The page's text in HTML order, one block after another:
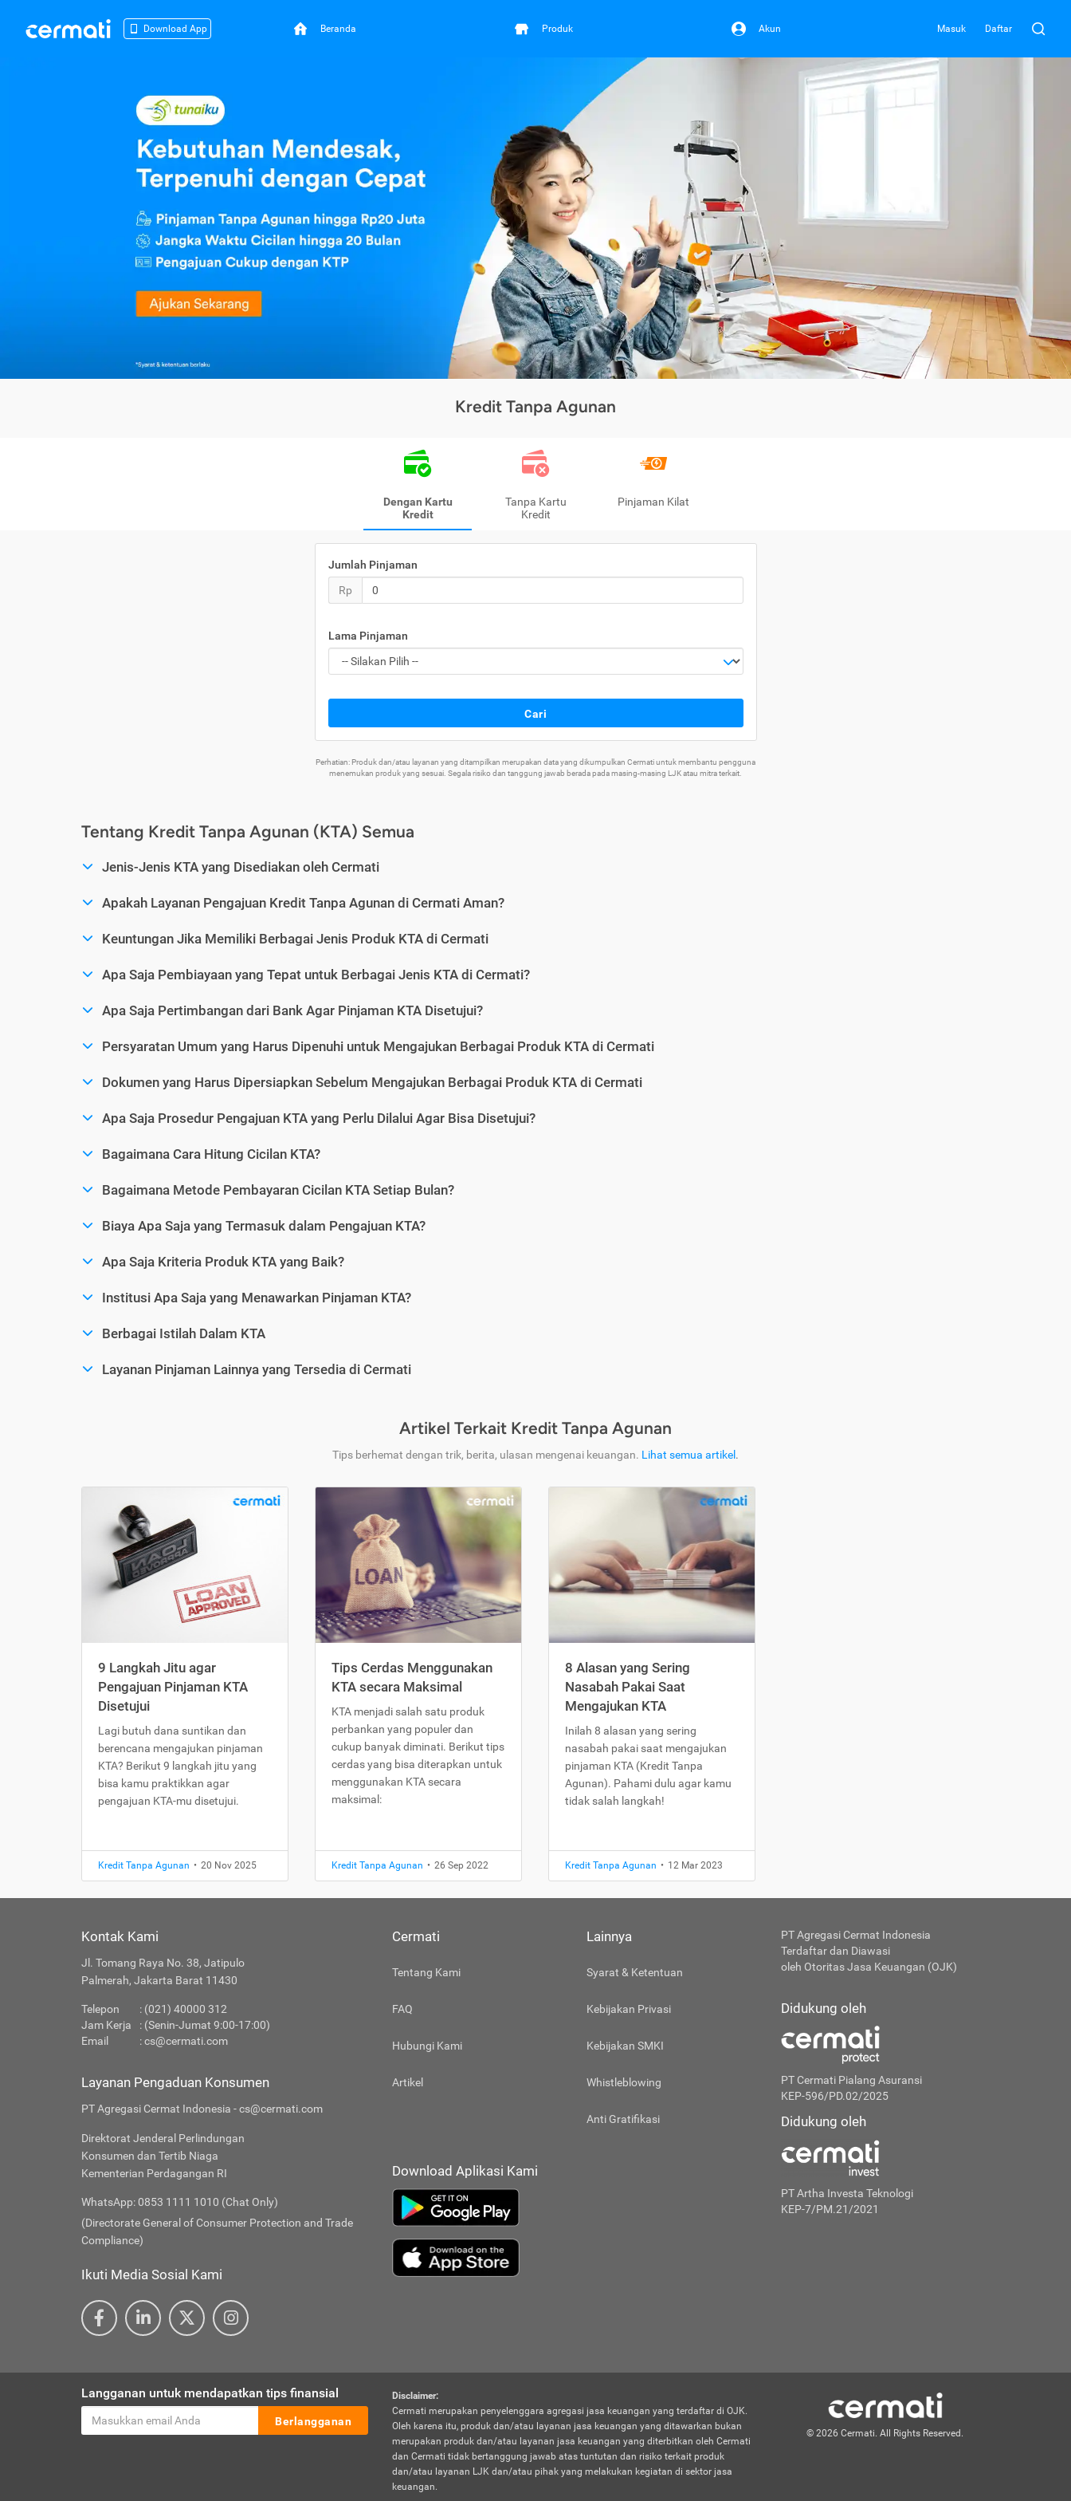
Download App Beranda Produk Akun Masuk Daftar
Kredit Tanpa Agunan
Dengan Kartu
Kredit
Tanpa Kartu
Kredit
Pinjaman Kilat
Jumlah Pinjaman
Rp
Lama Pinjaman
Cari
Perhatian: Produk dan/atau layanan yang ditampilkan merupakan data yang dikumpulkan Cermati untuk membantu pengguna
menemukan produk yang sesuai. Segala risiko dan tanggung jawab berada pada masing-masing LJK atau mitra terkait.
Tentang Kredit Tanpa Agunan (KTA) Semua
Jenis-Jenis KTA yang Disediakan oleh Cermati
Apakah Layanan Pengajuan Kredit Tanpa Agunan di Cermati Aman?
Keuntungan Jika Memiliki Berbagai Jenis Produk KTA di Cermati
Apa Saja Pembiayaan yang Tepat untuk Berbagai Jenis KTA di Cermati?
Apa Saja Pertimbangan dari Bank Agar Pinjaman KTA Disetujui?
Persyaratan Umum yang Harus Dipenuhi untuk Mengajukan Berbagai Produk KTA di Cermati
Dokumen yang Harus Dipersiapkan Sebelum Mengajukan Berbagai Produk KTA di Cermati
Apa Saja Prosedur Pengajuan KTA yang Perlu Dilalui Agar Bisa Disetujui?
Bagaimana Cara Hitung Cicilan KTA?
Bagaimana Metode Pembayaran Cicilan KTA Setiap Bulan?
Biaya Apa Saja yang Termasuk dalam Pengajuan KTA?
Apa Saja Kriteria Produk KTA yang Baik?
Institusi Apa Saja yang Menawarkan Pinjaman KTA?
Berbagai Istilah Dalam KTA
Layanan Pinjaman Lainnya yang Tersedia di Cermati
Artikel Terkait Kredit Tanpa Agunan
Tips berhemat dengan trik, berita, ulasan mengenai keuangan. Lihat semua artikel .
9 Langkah Jitu agar
Pengajuan Pinjaman KTA
Disetujui
Lagi butuh dana suntikan dan
berencana mengajukan pinjaman
KTA? Berikut 9 langkah jitu yang
bisa kamu praktikkan agar
pengajuan KTA-mu disetujui.
Kredit Tanpa Agunan • 20 Nov 2025
Tips Cerdas Menggunakan
KTA secara Maksimal
KTA menjadi salah satu produk
perbankan yang populer dan
cukup banyak diminati. Berikut tips
cerdas yang bisa diterapkan untuk
menggunakan KTA secara
maksimal:
Kredit Tanpa Agunan • 26 Sep 2022
8 Alasan yang Sering
Nasabah Pakai Saat
Mengajukan KTA
Inilah 8 alasan yang sering
nasabah pakai saat mengajukan
pinjaman KTA (Kredit Tanpa
Agunan). Pahami dulu agar kamu
tidak salah langkah!
Kredit Tanpa Agunan • 12 Mar 2023
Kontak Kami
Jl. Tomang Raya No. 38, Jatipulo
Palmerah, Jakarta Barat 11430
Telepon
: (021) 40000 312
Jam Kerja
: (Senin-Jumat 9:00-17:00)
Email
:cs@cermati.com
Layanan Pengaduan Konsumen
PT Agregasi Cermat Indonesia - cs@cermati.com
Direktorat Jenderal Perlindungan
Konsumen dan Tertib Niaga
Kementerian Perdagangan RI
WhatsApp: 0853 1111 1010 (Chat Only)
(Directorate General of Consumer Protection and Trade
Compliance)
Ikuti Media Sosial Kami
Cermati
Tentang Kami
FAQ
Hubungi Kami
Artikel
Lainnya
Syarat & Ketentuan
Kebijakan Privasi
Kebijakan SMKI
Whistleblowing
Anti Gratifikasi
Download Aplikasi Kami
PT Agregasi Cermat Indonesia
Terdaftar dan Diawasi
oleh Otoritas Jasa Keuangan (OJK)
Didukung oleh
PT Cermati Pialang Asuransi
KEP-596/PD.02/2025
Didukung oleh
PT Artha Investa Teknologi
KEP-7/PM.21/2021
Langganan untuk mendapatkan tips finansial
Berlangganan
Disclaimer:
Cermati merupakan penyelenggara agregasi jasa keuangan yang terdaftar di OJK.
Oleh karena itu, produk dan/atau layanan jasa keuangan yang ditawarkan bukan
merupakan produk dan/atau layanan jasa keuangan yang diterbitkan oleh Cermati
dan Cermati tidak bertanggung jawab atas tuntutan dan risiko terkait produk
dan/atau layanan LJK dan/atau pihak yang melakukan kegiatan di sektor jasa
keuangan.
© 2026 Cermati. All Rights Reserved.